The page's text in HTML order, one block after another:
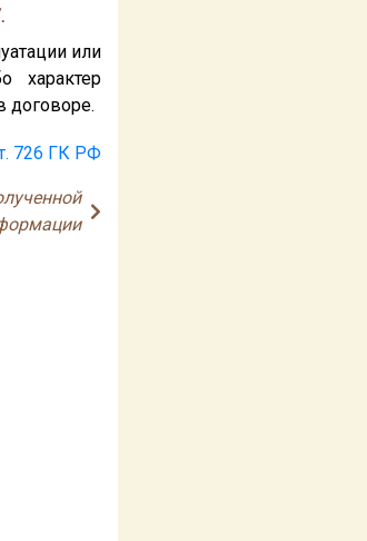
или
характер
договоре.
726 ГК РФ